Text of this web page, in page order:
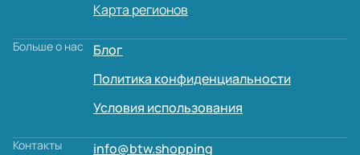
Карта регионов
Больше о нас
Блог
Политика конфиденциальности
Условия использования
Контакты info@btw.shopping